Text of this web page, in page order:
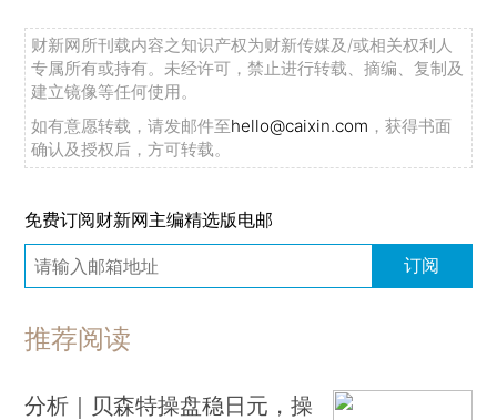
财新网所刊载内容之知识产权为财新传媒及/或相关权利人
专属所有或持有。未经许可，禁止进行转载、摘编、复制及
建立镜像等任何使用。
如有意愿转载，请发邮件至hello@caixin.com ，获得书面
确认及授权后，方可转载。
免费订阅财新网主编精选版电邮
订阅
推荐阅读
分析｜贝森特操盘稳日元，操